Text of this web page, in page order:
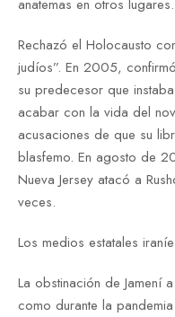
anatemas en otros lugares.
Rechazó el Holocausto
judíos”. En 2005,
su predecesor que
acabar con la vida del
acusaciones de que su
blasfemo. En agosto de
Nueva Jersey atacó a
veces.
Los medios estatales
La obstinación de Jamení
como durante la